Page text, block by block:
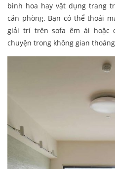
bình hoa hay vật dụng trang
căn phòng. Bạn có thể thoải
giải trí trên sofa êm ái hoặc
chuyện trong không gian